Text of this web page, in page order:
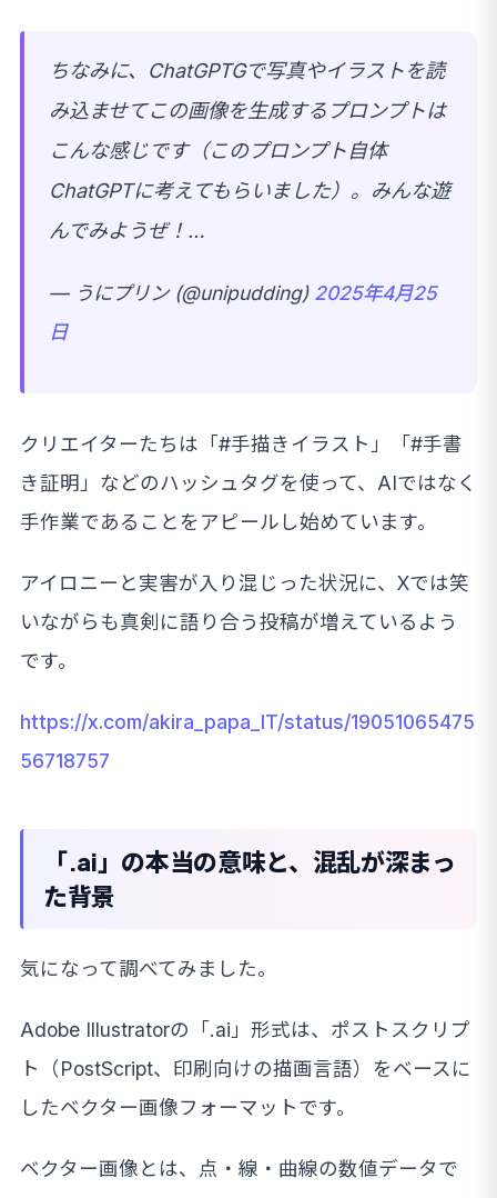
ちなみに、ChatGPTGで写真やイラストを読
み込ませてこの画像を生成するプロンプトは
こんな感じです（このプロンプト自体
ChatGPTに考えてもらいました）。みんな遊
んでみようぜ！…
— うにプリン (@unipudding) 2025年4月25
日
クリエイターたちは「#手描きイラスト」「#手書
き証明」などのハッシュタグを使って、AIではなく
手作業であることをアピールし始めています。
アイロニーと実害が入り混じった状況に、Xでは笑
いながらも真剣に語り合う投稿が増えているよう
です。
https://x.com/akira_papa_IT/status/19051065475
56718757
「.ai」の本当の意味と、混乱が深まっ
た背景
気になって調べてみました。
Adobe Illustratorの「.ai」形式は、ポストスクリプ
ト（PostScript、印刷向けの描画言語）をベースに
したベクター画像フォーマットです。
ベクター画像とは、点・線・曲線の数値データで